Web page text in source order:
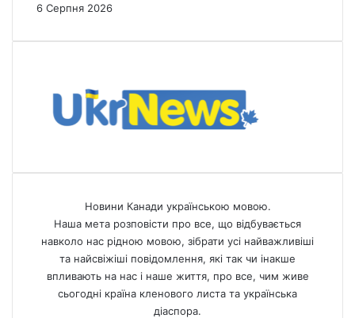
6 Серпня 2026
Новини Канади українською мовою.
Наша мета розповісти про все, що відбувається
навколо нас рідною мовою, зібрати усі найважливіші
та найсвіжіші повідомлення, які так чи інакше
впливають на нас і наше життя, про все, чим живе
сьогодні країна кленового листа та українська
діаспора.